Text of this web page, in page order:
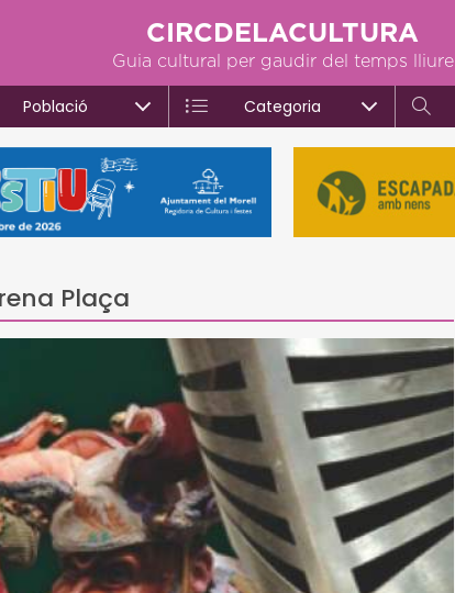
CIRCDELACULTURA
Guia cultural per gaudir del temps lliure
Població Categoria
Plaça